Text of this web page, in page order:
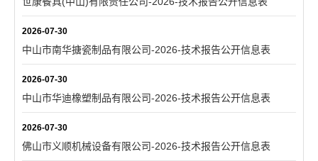
2026-07-30
中山市南华搪瓷制品有限公司-2026-技术报告公开信息表
2026-07-30
中山市华迪橡塑制品有限公司-2026-技术报告公开信息表
2026-07-30
佛山市义顺机械设备有限公司-2026-技术报告公开信息表